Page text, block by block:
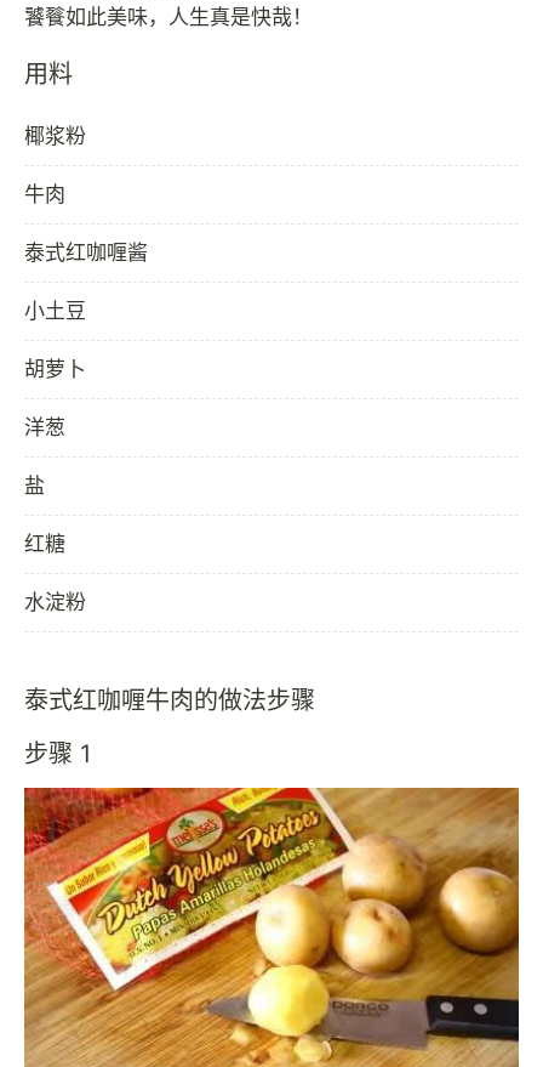
用料
椰浆粉
牛肉
泰式红咖喱酱
小土豆
胡萝卜
洋葱
盐
红糖
水淀粉
泰式红咖喱牛肉的做法步骤
步骤 1